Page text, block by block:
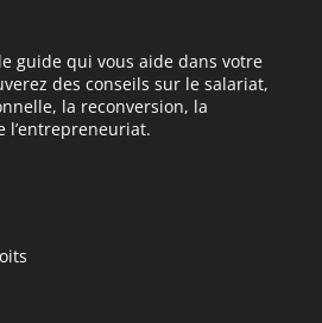
guide qui vous aide dans votre
des conseils sur le salariat,
la reconversion, la
l’entrepreneuriat.